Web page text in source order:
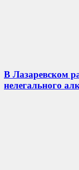
В Лазаревском
нелегального